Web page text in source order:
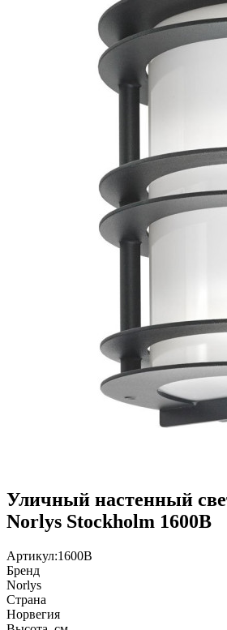
Уличный настенный
Norlys Stockholm 1600B
Артикул:1600B
Бренд
Norlys
Страна
Норвегия